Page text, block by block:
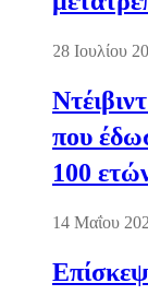
28 Ιουλίου
που
100
14 Μαΐου